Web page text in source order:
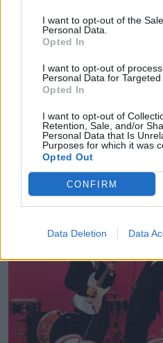
I want to opt-out of the
Personal Data.
Opted In
I want to opt-out of
Personal Data for Targeted
Opted In
I want to opt-out of
Retention, Sale, and/or
Personal Data that Is
Purposes for which it was
Opted Out
CONFIRM
Data Deletion Data
News
MΕΛISSES: «La
Καρδιά»
πορεία τους
07.10.2024